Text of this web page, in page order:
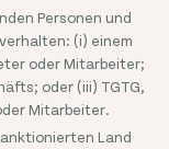
Personen und
(i) einem
oder Mitarbeiter;
oder (iii) TGTG,
Mitarbeiter.
Land